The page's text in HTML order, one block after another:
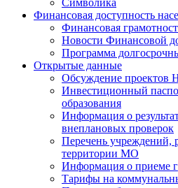
Символика
Финансовая доступность
Финансовая
Новости Финансовой
Программа
Открытые данные
Обсуждение проектов
Инвестиционный
образования
Информация о
внеплановых проверок
Перечень учреждений,
территории МО
Информация о приеме
Тарифы на